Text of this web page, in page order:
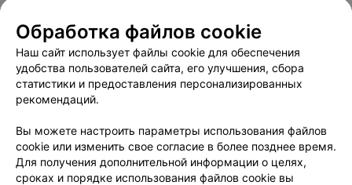
Пользовательское соглашение
Способы оплаты
Вакансии
Партнеры
Написать руководителю 103.by
Обработка персональных данных
Обработка файлов cookie
Наш сайт использует файлы cookie для обеспечения
удобства пользователей сайта, его улучшения, сбора
статистики и предоставления персонализированных
рекомендаций.
Вы можете настроить параметры использования файлов
cookie или изменить свое согласие в более позднее время.
Для получения дополнительной информации о целях,
сроках и порядке использования файлов cookie вы